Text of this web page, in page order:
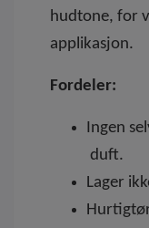
hudtone, for
applikasjon.
Fordeler:
Ingen
duft.
Lager